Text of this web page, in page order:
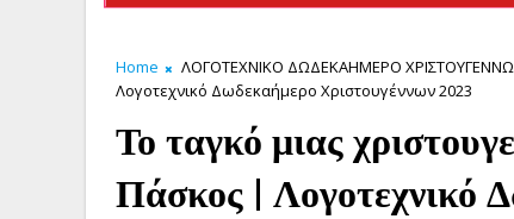
Home ΛΟΓΟΤΕΧΝΙΚΟ ΔΩΔΕΚΑΗΜΕΡΟ
Λογοτεχνικό Δωδεκαήμερο Χριστουγέννων 2023
Το ταγκό μιας
Πάσκος | Λογοτεχνικό